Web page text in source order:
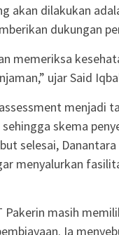
akan dilakukan
dukungan
memeriksa
ujar Said
menjadi
skema
selesai,
menyalurkan
Pakerin masih
Ia